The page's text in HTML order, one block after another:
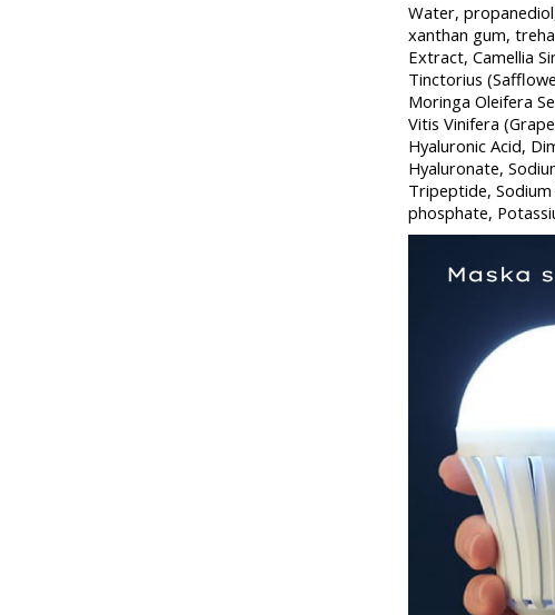
Water,
xanthan gum,
Extract, Camellia
Tinctorius
Moringa Oleifera
Vitis Vinifera
Hyaluronic Acid,
Hyaluronate,
Tripeptide,
phosphate,